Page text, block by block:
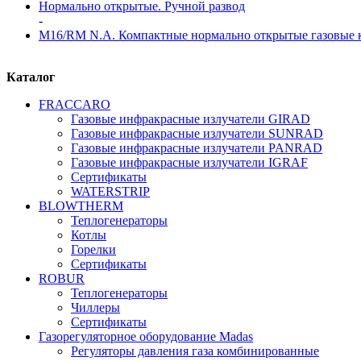
Нормально открытые. Ручной развод
-
M16/RM N.A. Компактные нормально открытые газовые
Каталог
FRАCCARO
Газовые инфракрасные излучатели GIRAD
Газовые инфракрасные излучатели SUNRAD
Газовые инфракрасные излучатели PANRAD
Газовые инфракрасные излучатели IGRAF
Сертификаты
WATERSTRIP
BLOWTHERM
Теплогенераторы
Котлы
Горелки
Сертификаты
ROBUR
Теплогенераторы
Чиллеры
Сертификаты
Газорегуляторное оборудование Madas
Регуляторы давления газа комбинированные